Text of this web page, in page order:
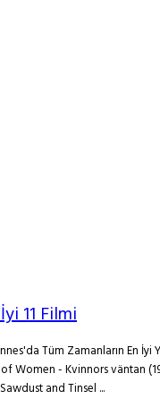
11 Filmi
Tüm Zamanların En
Women - Kvinnors väntan
and Tinsel ...